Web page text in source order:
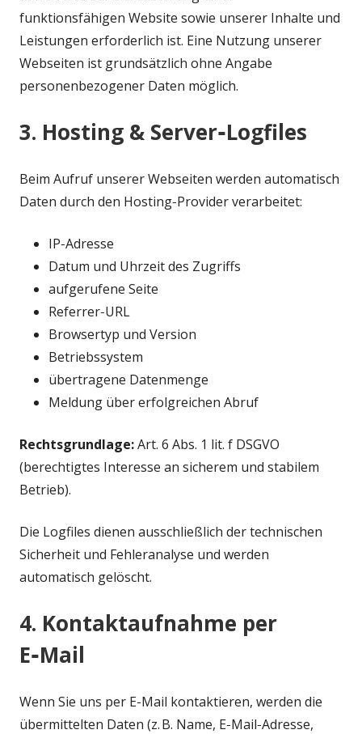
funktionsfähigen Website sowie unserer Inhalte und
Leistungen erforderlich ist. Eine Nutzung unserer
Webseiten ist grundsätzlich ohne Angabe
personenbezogener Daten möglich.
3. Hosting & Server‑Logfiles
Beim Aufruf unserer Webseiten werden automatisch
Daten durch den Hosting‑Provider verarbeitet:
IP‑Adresse
Datum und Uhrzeit des Zugriffs
aufgerufene Seite
Referrer‑URL
Browsertyp und Version
Betriebssystem
übertragene Datenmenge
Meldung über erfolgreichen Abruf
Rechtsgrundlage:Art. 6 Abs. 1 lit. f DSGVO
(berechtigtes Interesse an sicherem und stabilem
Betrieb).
Die Logfiles dienen ausschließlich der technischen
Sicherheit und Fehleranalyse und werden
automatisch gelöscht.
4. Kontaktaufnahme per
E‑Mail
Wenn Sie uns per E‑Mail kontaktieren, werden die
übermittelten Daten (z. B. Name, E‑Mail‑Adresse,